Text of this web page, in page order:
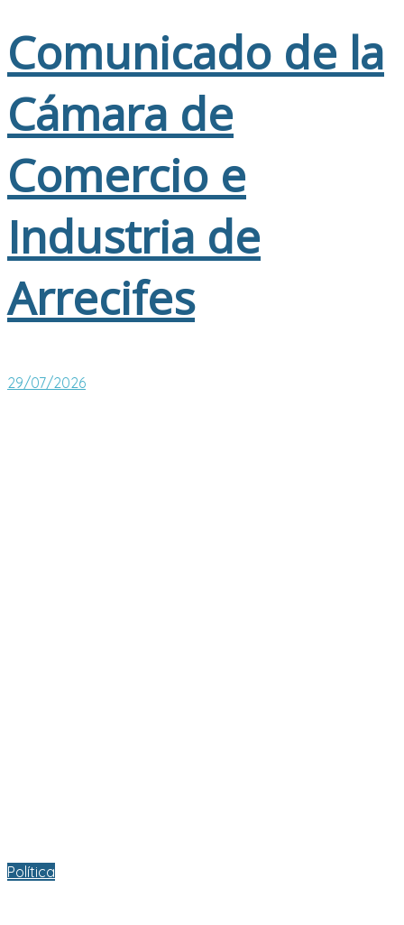
Comunicado de la
Cámara de
Comercio e
Industria de
Arrecifes
29/07/2026
Política